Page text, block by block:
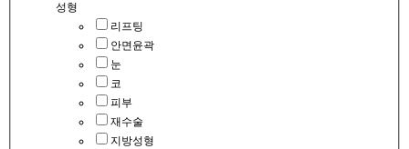
성형
리프팅
안면윤곽
눈
코
피부
재수술
지방성형